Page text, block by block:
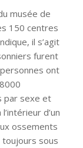
musée de
150 centres
il s’agit
furent
ont
par sexe et
d’un
ossements
sous